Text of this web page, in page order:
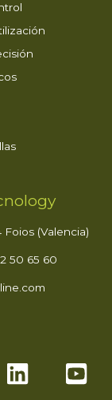
Foios (Valencia)
50 65 60